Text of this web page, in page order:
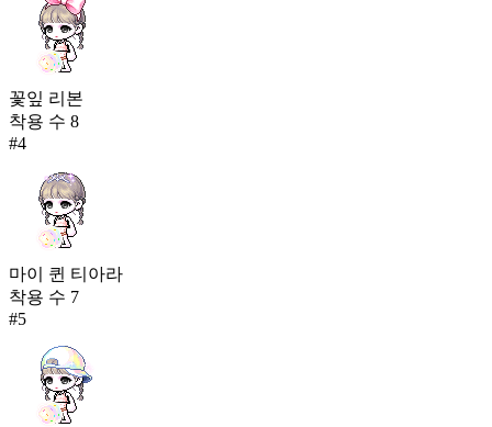
꽃잎 리본
착용 수 8
#4
마이 퀸 티아라
착용 수 7
#5